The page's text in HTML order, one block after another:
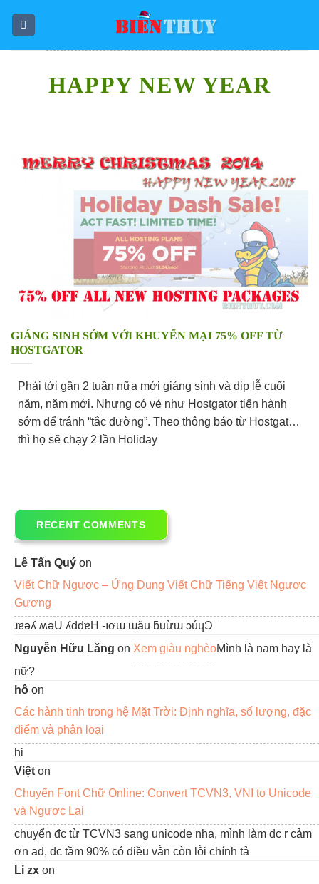
HAPPY NEW YEAR
GIÁNG SINH SỚM VỚI KHUYẾN MẠI 75% OFF TỪ
HOSTGATOR
Phải tới gần 2 tuần nữa mới giáng sinh và dịp lễ cuối
năm, năm mới. Nhưng có vẻ như Hostgator tiến hành
sớm để tránh “tắc đường”. Theo thông báo từ Hostgator
thì họ sẽ chạy 2 lần Holiday
RECENT COMMENTS
Lê Tấn Quý on
Viết Chữ Ngược – Ứng Dụng Viết Chữ Tiếng Việt Ngược
Gương
ɹɐǝʎ ʍǝU ʎddɐH -ıơɯ ɯău ƃuừɯ ɔúɥƆ
Nguyễn Hữu Lăng on Xem giàu nghèoMình là nam hay là
nữ?
hô on
Các hành tinh trong hệ Mặt Trời: Định nghĩa, số lượng, đặc
điểm và phân loại
hi
Việt on
Chuyển Font Chữ Online: Convert TCVN3, VNI to Unicode
và Ngược Lại
chuyển đc từ TCVN3 sang unicode nha, mình làm dc r cảm
ơn ad, dc tầm 90% có điều vẫn còn lỗi chính tả
Li zx on